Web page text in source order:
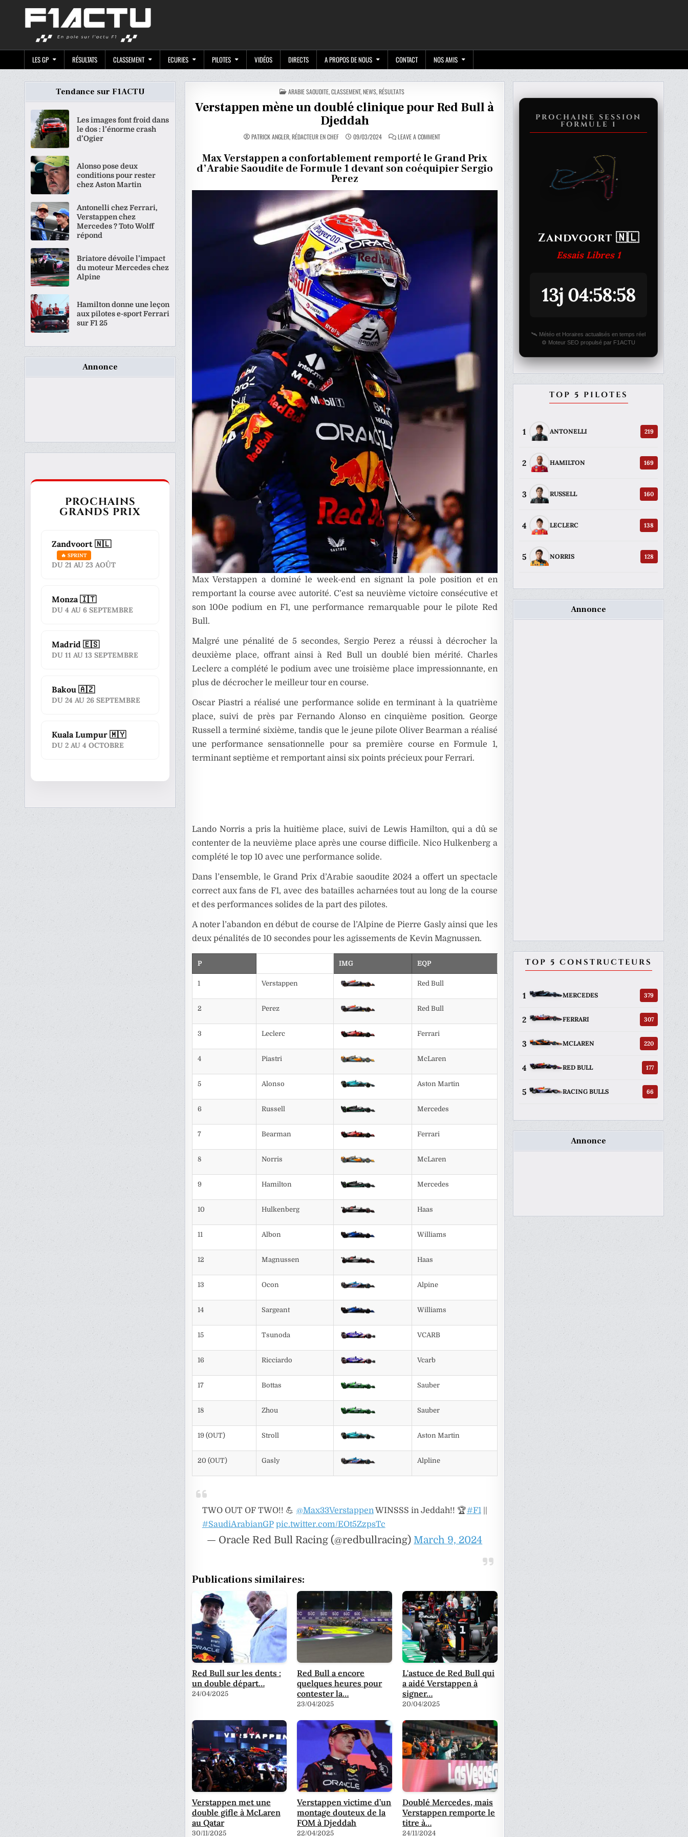
LES GP RÉSULTATS CLASSEMENT ECURIES PILOTES VIDÉOS DIRECTS A PROPOS DE NOUS CONTACT NOS AMIS
POSTED
IN
ARABIE SAOUDITE,CLASSEMENT,NEWS,RÉSULTATS
Verstappen mène un doublé clinique pour Red Bull à
Djeddah
PATRICK ANGLER, RÉDACTEUR EN CHEF 09/03/2024 LEAVE A COMMENTON
UN
DOUBLÉ
CLINIQUE
POUR
À
Max Verstappen a confortablement remporté le Grand Prix
d’Arabie Saoudite de Formule 1 devant son coéquipier Sergio
Perez
Max Verstappen a dominé le week-end en signant la pole position et en
remportant la course avec autorité. C’est sa neuvième victoire consécutive et
son 100e podium en F1, une performance remarquable pour le pilote Red
Bull.
Malgré une pénalité de 5 secondes, Sergio Perez a réussi à décrocher la
deuxième place, offrant ainsi à Red Bull un doublé bien mérité. Charles
Leclerc a complété le podium avec une troisième place impressionnante, en
plus de décrocher le meilleur tour en course.
Oscar Piastri a réalisé une performance solide en terminant à la quatrième
place, suivi de près par Fernando Alonso en cinquième position. George
Russell a terminé sixième, tandis que le jeune pilote Oliver Bearman a réalisé
une performance sensationnelle pour sa première course en Formule 1,
terminant septième et remportant ainsi six points précieux pour Ferrari.
Lando Norris a pris la huitième place, suivi de Lewis Hamilton, qui a dû se
contenter de la neuvième place après une course difficile. Nico Hulkenberg a
complété le top 10 avec une performance solide.
Dans l’ensemble, le Grand Prix d’Arabie saoudite 2024 a offert un spectacle
correct aux fans de F1, avec des batailles acharnées tout au long de la course
et des performances solides de la part des pilotes.
A noter l’abandon en début de course de l’Alpine de Pierre Gasly ainsi que les
deux pénalités de 10 secondes pour les agissements de Kevin Magnussen.
P IMG EQP
1 Verstappen Red Bull
2 Perez Red Bull
3 Leclerc Ferrari
4 Piastri McLaren
5 Alonso Aston Martin
6 Russell Mercedes
7 Bearman Ferrari
8 Norris McLaren
9 Hamilton Mercedes
10 Hulkenberg Haas
11 Albon Williams
12 Magnussen Haas
13 Ocon Alpine
14 Sargeant Williams
15 Tsunoda VCARB
16 Ricciardo Vcarb
17 Bottas Sauber
18 Zhou Sauber
19 (OUT) Stroll Aston Martin
20 (OUT) Gasly Alpline
TWO OUT OF TWO!! 💪 @Max33VerstappenWINSSS in Jeddah!! 🏆#F1||
#SaudiArabianGP pic.twitter.com/EOt5ZzpsTc
— Oracle Red Bull Racing (@redbullracing) March 9, 2024
Publications similaires:
Red Bull sur les dents :
un double départ…
24/04/2025
Red Bull a encore
quelques heures pour
contester la…
23/04/2025
L'astuce de Red Bull qui
a aidé Verstappen à
signer…
20/04/2025
Verstappen met une
double gifle à McLaren
au Qatar
30/11/2025
Verstappen victime d’un
montage douteux de la
FOM à Djeddah
22/04/2025
Doublé Mercedes, mais
Verstappen remporte le
titre à…
24/11/2024
Tendance sur F1ACTU
Les images font froid dans
le dos : l’énorme crash
d’Ogier
Alonso pose deux
conditions pour rester
chez Aston Martin
Antonelli chez Ferrari,
Verstappen chez
Mercedes ? Toto Wolff
répond
Briatore dévoile l’impact
du moteur Mercedes chez
Alpine
Hamilton donne une leçon
aux pilotes e-sport Ferrari
sur F1 25
Annonce
PROCHAINS
GRANDS PRIX
Zandvoort 🇳🇱
🔥 SPRINT
DU 21 AU 23 AOÛT
Monza 🇮🇹
DU 4 AU 6 SEPTEMBRE
Madrid 🇪🇸
DU 11 AU 13 SEPTEMBRE
Bakou 🇦🇿
DU 24 AU 26 SEPTEMBRE
Kuala Lumpur 🇲🇾
DU 2 AU 4 OCTOBRE
PROCHAINE SESSION
FORMULE 1
Zandvoort 🇳🇱
Essais Libres 1
13j 04:58:58
🛰️ Météo et Horaires actualisés en temps réel
⚙️ Moteur SEO propulsé par F1ACTU
TOP 5 PILOTES
1 ANTONELLI 219
2 HAMILTON 169
3 RUSSELL 160
4 LECLERC 138
5 NORRIS 128
Annonce
TOP 5 CONSTRUCTEURS
1 MERCEDES 379
2 FERRARI 307
3 MCLAREN 220
4 RED BULL 177
5 RACING BULLS 66
Annonce